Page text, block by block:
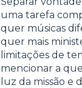
uma tarefa
quer músicas
quer mais
limitações de
mencionar a
luz da missão e